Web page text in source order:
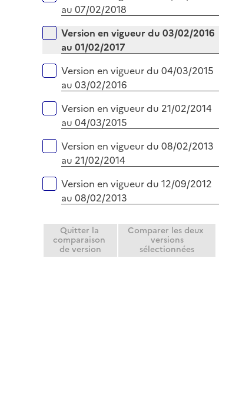
au 07/02/2018
Version en vigueur du 03/02/2016
au 01/02/2017
Version en vigueur du 04/03/2015
au 03/02/2016
Version en vigueur du 21/02/2014
au 04/03/2015
Version en vigueur du 08/02/2013
au 21/02/2014
Version en vigueur du 12/09/2012
au 08/02/2013
Quitter la
comparaison
de version
Comparer les deux
versions
sélectionnées